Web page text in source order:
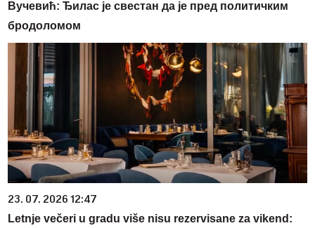
Вучевић: Ђилас је свестан да је пред политичким
бродоломом
23. 07. 2026 12:47
Letnje večeri u gradu više nisu rezervisane za vikend: